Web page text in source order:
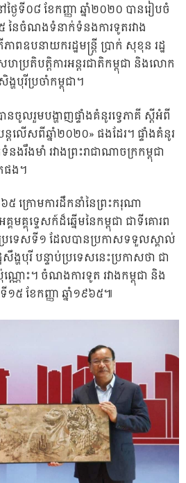
ងៃទី០៨ ខែកញ្ញា ឆ្នាំ២០២០ បានរៀបចំ
នៃចំណងទំនាក់ទំនងការទូតរវាង
ពឧបនាយករដ្ឋមន្ត្រី ប្រាក់ សុខុន រដ្ឋ
ប្រតិបត្តិការអន្តរជាតិកម្ពុជា និងលោក
ហបុរីប្រចាំកម្ពុជា។
លរួមបង្ហាញផ្ទាំងគំនូរទ្វេភាគី ស្តីអំពី
ន្តលើសពីឆ្នាំ២០២០» ផងដែរ។ ផ្ទាំងគំនូរ
រឹងមាំ រវាងព្រះរាជាណាចក្រកម្ពុជា
ផង។
៥ ក្រោមការដឹកនាំនៃព្រះករុណា
មគ្គុទ្ទេសក៍ដ៏ឆ្នើមនៃកម្ពុជា ជាទីគោរព
ប្រទេសទី១ ដែលបានប្រកាសទទួលស្គាល់
ង្ហបុរី បន្ទាប់ប្រទេសនេះប្រកាសថា ជា
ប៉ុណ្ណោះ។ ចំណងការទូត រវាងកម្ពុជា និង
១៥ ខែកញ្ញា ឆ្នាំ១៩៦៥៕